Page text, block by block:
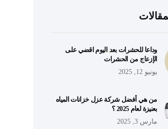
وداعا للحشرات بعد اليوم اقضي على
الإزعاج من الحشرات
يونيو 12, 2025
من هي أفضل شركة عزل خزانات المياه
بعنيزة لعام 2025 ؟
مارس 3, 2025